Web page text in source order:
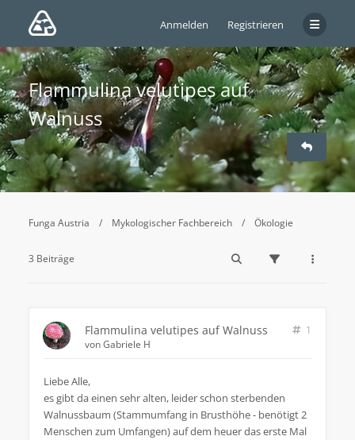
Anmelden Registrieren
Flammulina velutipes auf
Walnuss
Funga Austria Mykologischer Fachbereich Ökologie
3 Beiträge
Flammulina velutipes auf Walnuss
1
vonGabriele H
Liebe Alle,
es gibt da einen sehr alten, leider schon sterbenden
Walnussbaum (Stammumfang in Brusthöhe - benötigt 2
Menschen zum Umfangen) auf dem heuer das erste Mal